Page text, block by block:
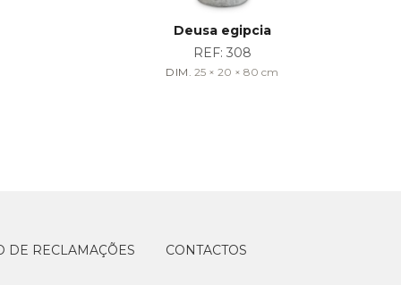
Deusa egipcia
REF: 308
DIM. 25 × 20 × 80cm
DE RECLAMAÇÕES CONTACTOS